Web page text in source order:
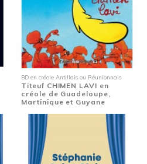
BD en créole Antillais ou Réunionnais
Titeuf CHIMEN LAVI en
créole de Guadeloupe,
Martinique et Guyane